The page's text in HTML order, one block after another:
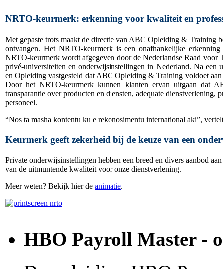
NRTO-keurmerk: erkenning voor kwaliteit en
Met gepaste trots maakt de directie van ABC Opleiding & Training
ontvangen. Het NRTO-keurmerk is een onafhankelijke
NRTO-keurmerk wordt afgegeven door de Nederlandse Raad
privé-universiteiten en onderwijsinstellingen in Nederland. Na een
en Opleiding vastgesteld dat ABC Opleiding & Training voldoet
Door het NRTO-keurmerk kunnen klanten ervan uitgaan dat
transparantie over producten en diensten, adequate dienstverlening,
personeel.
“Nos ta masha kontentu ku e rekonosimentu international aki”,
Keurmerk geeft zekerheid bij de keuze van een
Private onderwijsinstellingen hebben een breed en divers aanbod
van de uitmuntende kwaliteit voor onze dienstverlening.
Meer weten? Bekijk hier de animatie.
HBO Payroll Master -